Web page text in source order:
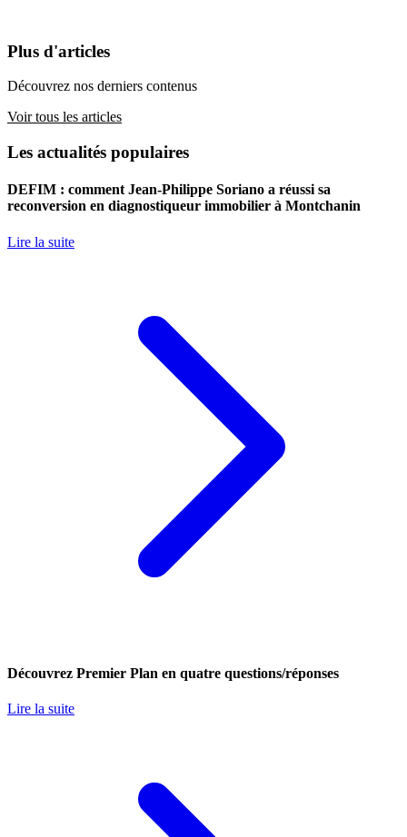
Plus d'articles
Découvrez nos derniers contenus
Voir tous les articles
Les actualités populaires
DEFIM : comment Jean-Philippe Soriano a réussi sa
reconversion en diagnostiqueur immobilier à Montchanin
Lire la suite
Découvrez Premier Plan en quatre questions/réponses
Lire la suite